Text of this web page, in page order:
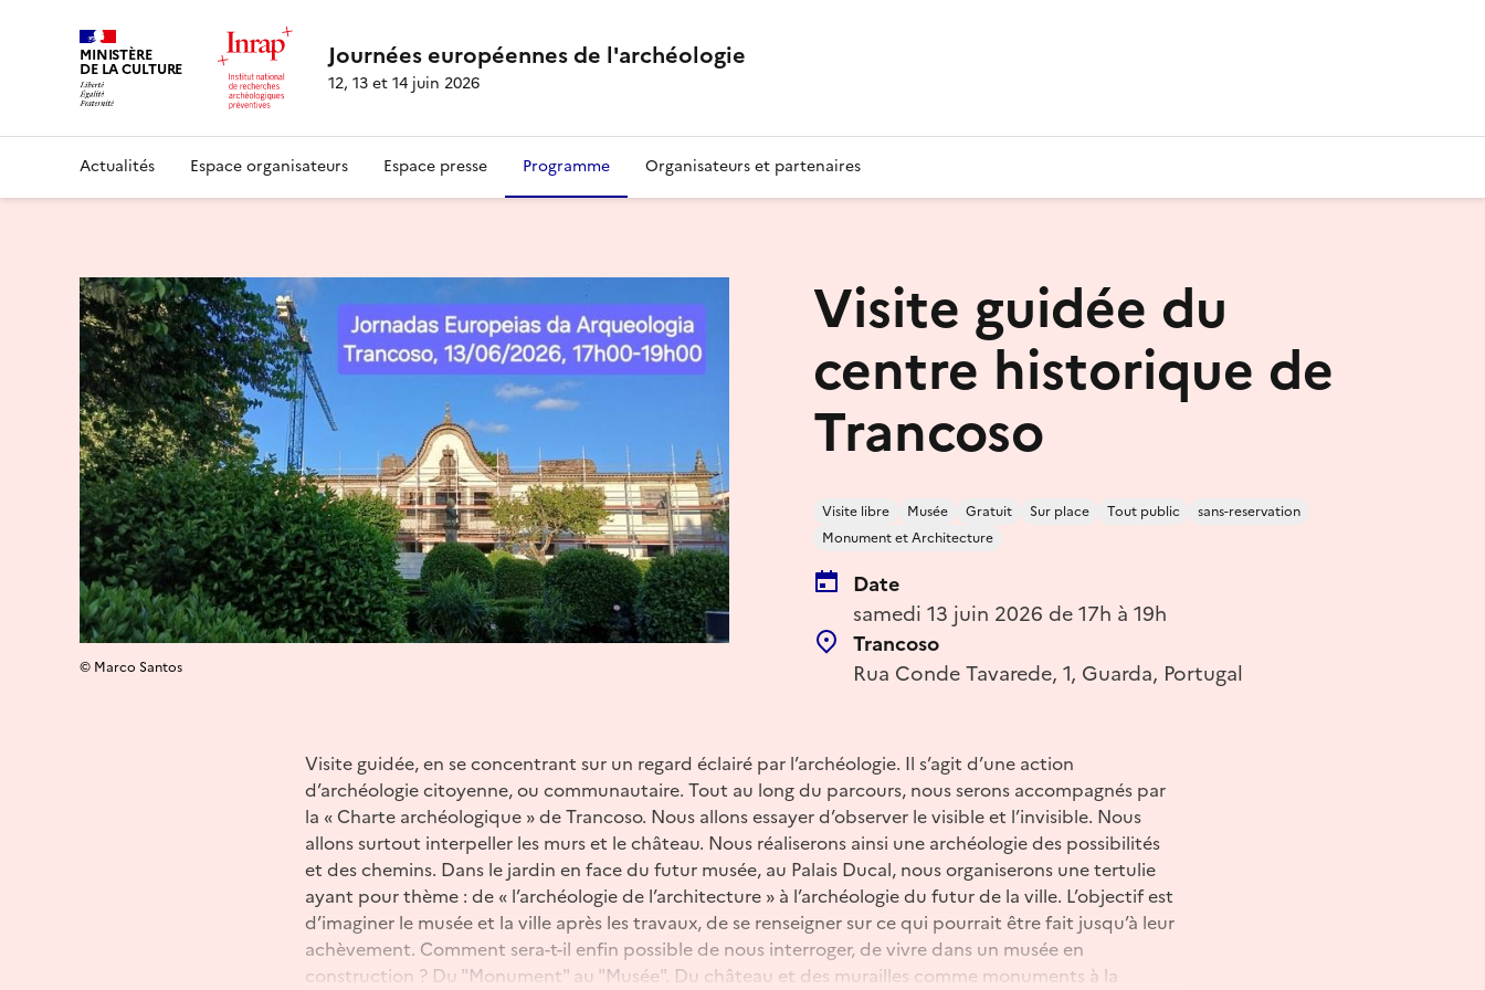
MINISTÈRE
DE LA CULTURE Journées européennes de l'archéologie
12, 13 et 14 juin 2026
Actualités Espace organisateurs Espace presse Programme Organisateurs et partenaires
Visite guidée du
centre historique de
Trancoso
Visite libre Musée Gratuit Sur place Tout public
sans-reservation
Monument et Architecture
Date
samedi 13 juin 2026 de 17h à 19h
Trancoso
Rua Conde Tavarede, 1, Guarda, Portugal
© Marco Santos
Visite guidée, en se concentrant sur un regard éclairé par l’archéologie. Il s’agit d’une action
d’archéologie citoyenne, ou communautaire. Tout au long du parcours, nous serons accompagnés par
la « Charte archéologique » de Trancoso. Nous allons essayer d’observer le visible et l’invisible. Nous
allons surtout interpeller les murs et le château. Nous réaliserons ainsi une archéologie des possibilités
et des chemins. Dans le jardin en face du futur musée, au Palais Ducal, nous organiserons une tertulie
ayant pour thème : de « l’archéologie de l’architecture » à l’archéologie du futur de la ville. L’objectif est
d’imaginer le musée et la ville après les travaux, de se renseigner sur ce qui pourrait être fait jusqu’à leur
achèvement. Comment sera-t-il enfin possible de nous interroger, de vivre dans un musée en
construction ? Du "Monument" au "Musée". Du château et des murailles comme monuments à la